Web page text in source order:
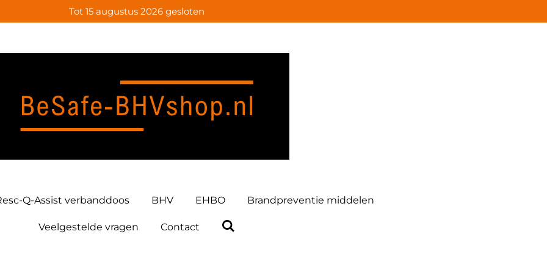
Tot 15 augustus 2026 gesloten
Q-Assist verbanddoos BHV EHBO Brandpreventie middelen
Veelgestelde vragen Contact